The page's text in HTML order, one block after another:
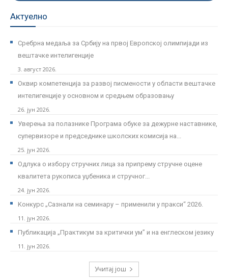
Актуелно
Сребрна медаља за Србију на првој Европској олимпијади из
вештачке интелигенције
3. август 2026.
Оквир компетенција за развој писмености у области вештачке
интелигенције у основном и средњем образовању
26. јун 2026.
Уверења за полазнике Програмa обуке за дежурне наставнике,
супервизоре и председнике школских комисија на...
25. јун 2026.
Одлука о избору стручних лица за припрему стручне оцене
квалитета рукописа уџбеника и стручног...
24. јун 2026.
Kонкурс „Сазнали на семинару – применили у пракси“ 2026.
11. јун 2026.
Публикација „Практикум за критички ум” и на енглеском језику
11. јун 2026.
Учитај још